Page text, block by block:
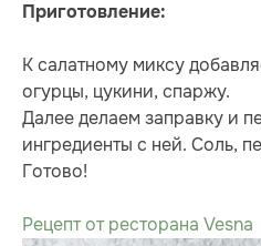
Приготовление:
К салатному миксу
огурцы, цукини, спаржу.
Далее делаем заправку и
ингредиенты с ней. Соль,
Готово!
Рецепт от ресторана Vesna